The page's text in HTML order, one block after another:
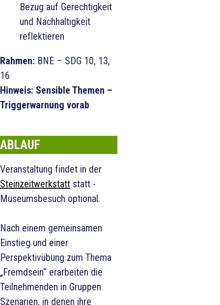
Bezug auf Gerechtigkeit
und Nachhaltigkeit
reflektieren
Rahmen: BNE – SDG 10, 13,
16
Hinweis: Sensible Themen –
Triggerwarnung vorab
ABLAUF
Veranstaltung findet in der
Steinzeitwerkstatt statt -
Museumsbesuch optional.
Nach einem gemeinsamen
Einstieg und einer
Perspektivübung zum Thema
„Fremdsein“ erarbeiten die
Teilnehmenden in Gruppen
Szenarien, in denen ihre